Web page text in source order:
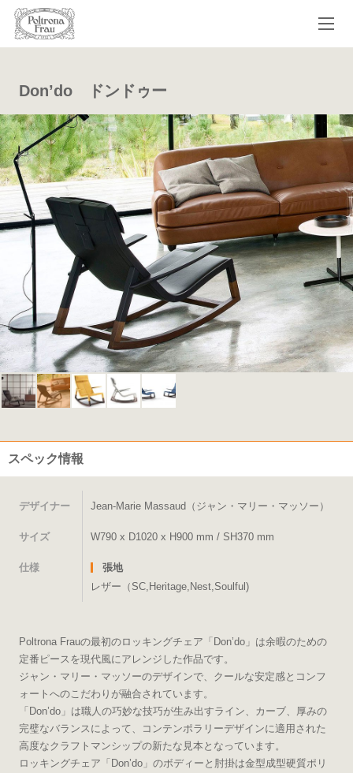
Don’do ドンドゥー
スペック情報
デザイナー Jean-Marie Massaud（ジャン・マリー・マッソー）
サイズ W790 x D1020 x H900 mm / SH370 mm
仕様
張地
レザー（SC,Heritage,Nest,Soulful)
Poltrona Frauの最初のロッキングチェア「Don’do」は余暇のための
定番ピースを現代風にアレンジした作品です。
ジャン・マリー・マッソーのデザインで、クールな安定感とコンフ
ォートへのこだわりが融合されています。
「Don’do」は職人の巧妙な技巧が生み出すライン、カーブ、厚みの
完璧なバランスによって、コンテンポラリーデザインに適用された
高度なクラフトマンシップの新たな見本となっています。
ロッキングチェア「Don’do」のボディーと肘掛は金型成型硬質ポリ